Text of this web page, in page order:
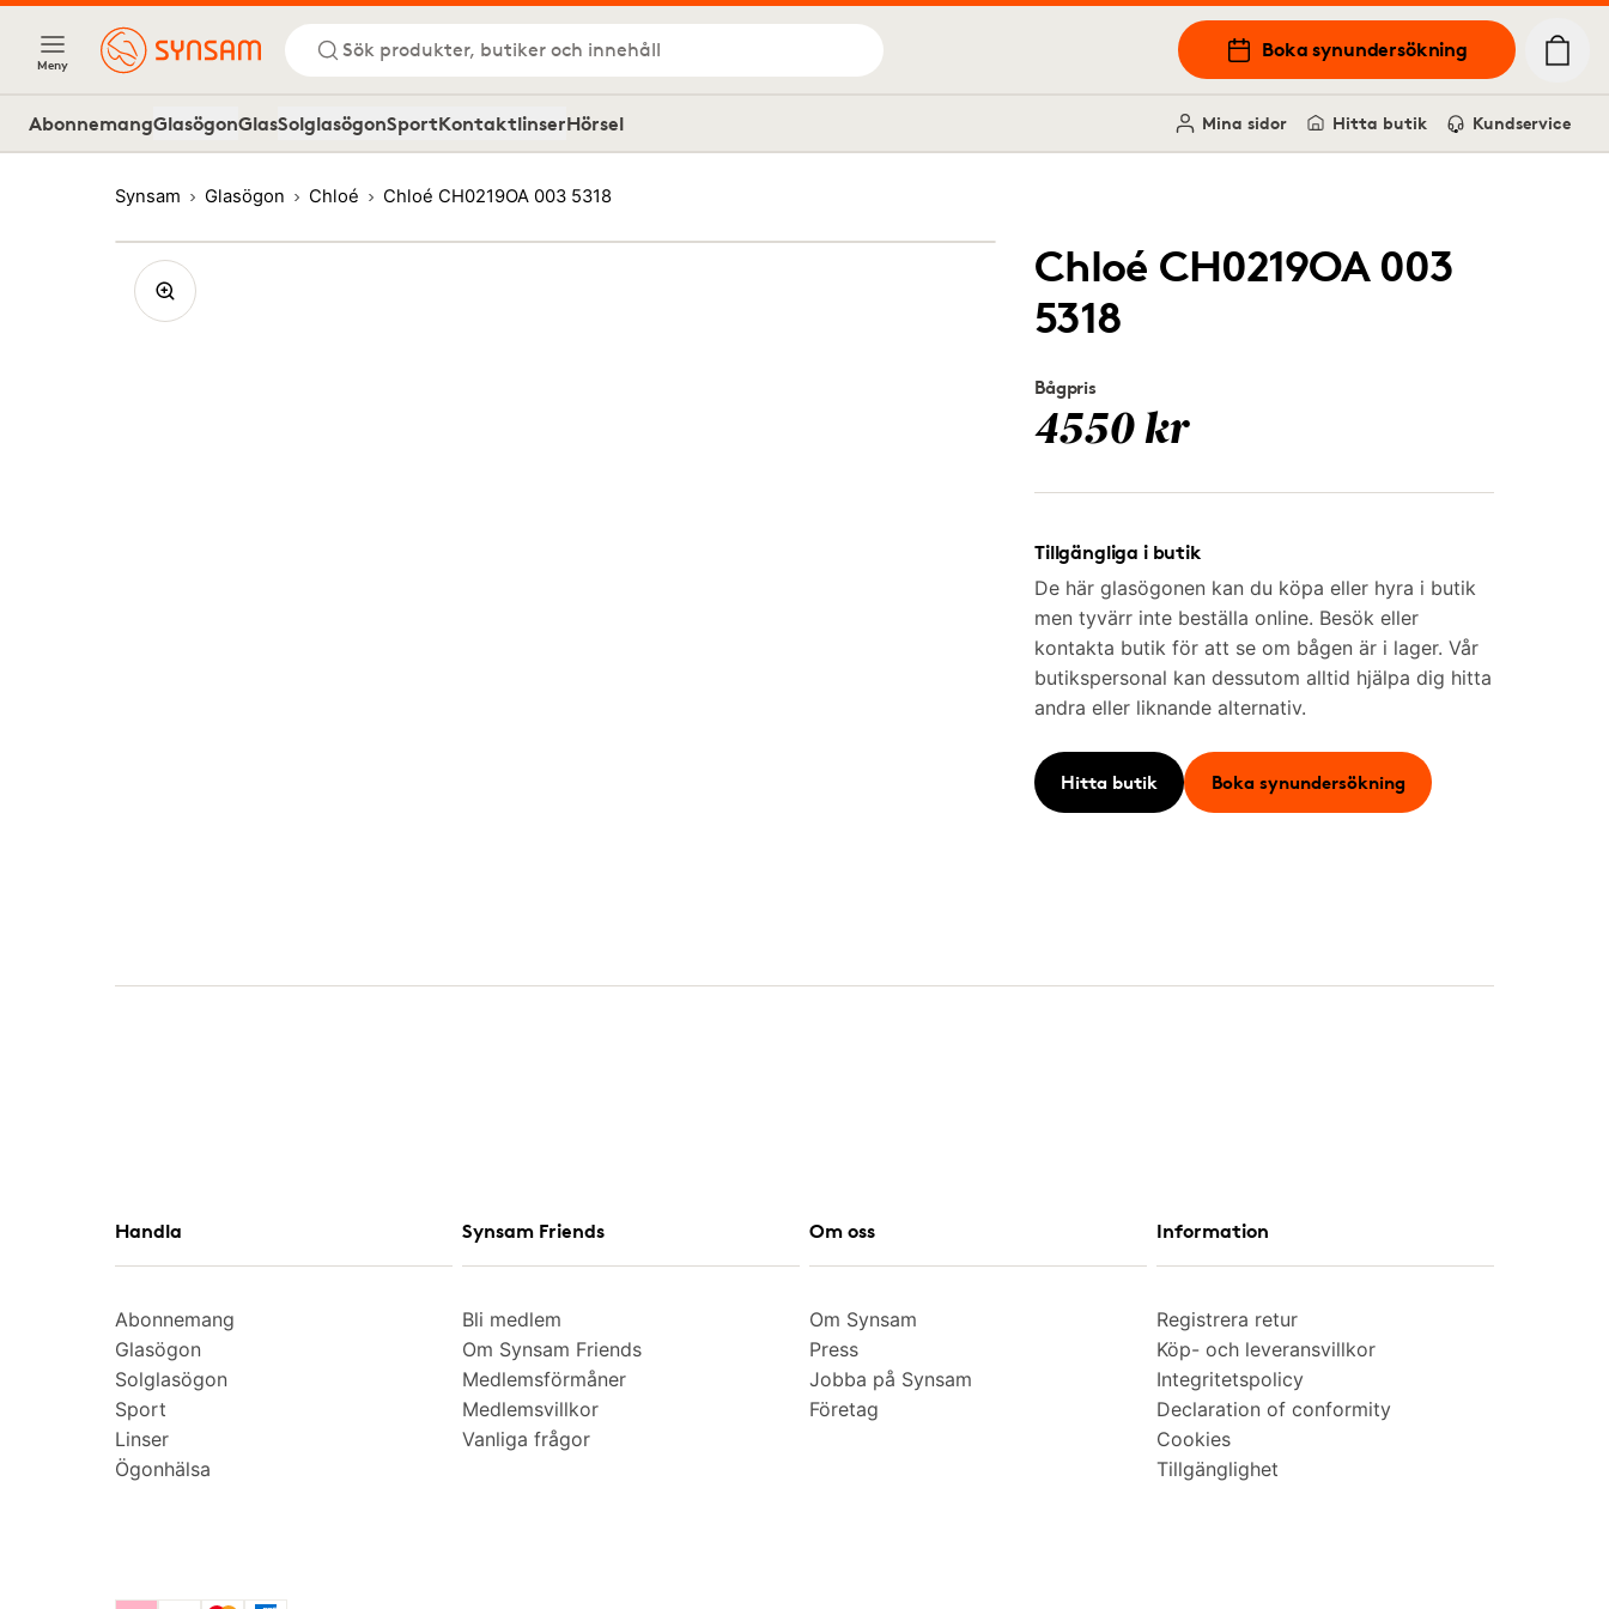
Meny
Sök produkter, butiker och innehåll Boka synundersökning
AbonnemangGlasögonGlasSolglasögonSportKontaktlinserHörsel Mina sidor Hitta butik Kundservice
Synsam Glasögon Chloé Chloé CH0219OA 003 5318
Chloé CH0219OA 003
5318
Bågpris
4550 kr
Tillgängliga i butik
De här glasögonen kan du köpa eller hyra i butik
men tyvärr inte beställa online. Besök eller
kontakta butik för att se om bågen är i lager. Vår
butikspersonal kan dessutom alltid hjälpa dig hitta
andra eller liknande alternativ.
Hitta butik Boka synundersökning
Handla
Abonnemang
Glasögon
Solglasögon
Sport
Linser
Ögonhälsa
Synsam Friends
Bli medlem
Om Synsam Friends
Medlemsförmåner
Medlemsvillkor
Vanliga frågor
Om oss
Om Synsam
Press
Jobba på Synsam
Företag
Information
Registrera retur
Köp- och leveransvillkor
Integritetspolicy
Declaration of conformity
Cookies
Tillgänglighet